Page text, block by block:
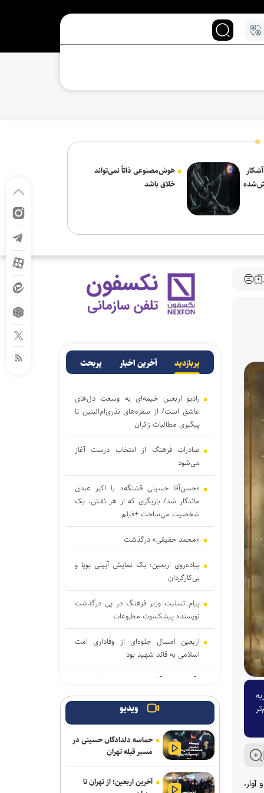
هوش‌مصنوعی ذاتاً نمی‌تواند
خلاق باشد
پربازدید آخرین اخبار پربحث
رادیو اربعین خیمه‌ای به وسعت دل‌های
عاشق است/ از سفره‌های نذری‌ام‌البنین تا
پیگیری مطالبات زائران
صادرات فرهنگ از انتخاب درست آغاز
می‌شود
«حسن‌آقا حسینی قشنگه» با اکبر عبدی
ماندگار شد/ بازیگری که از هر نقش، یک
شخصیت می‌ساخت +فیلم
«محمد حقیقی» درگذشت
پیاده‌روی اربعین؛ یک نمایش آیینی پویا و
بی‌کارگردان
پیام تسلیت وزیر فرهنگ در پی درگذشت
نویسنده پیشکسوت مطبوعات
اربعین امسال جلوه‌ای از وفاداری امت
اسلامی به قائد شهید بود
«آبجی‌ها و آقاجان» در تالار حافظ روی
صحنه می‌رود
نخستین گام صادرات موفق صنایع فرهنگی
انتشار نمایشنامه رادیویی «یاغی»
از مربیگری در اوکلند ریدرز تا گزارشگری و
ویدیو
حماسه دلدادگان حسینی در
مسیر قبله تهران
آخرین اربعین؛ از تهران تا